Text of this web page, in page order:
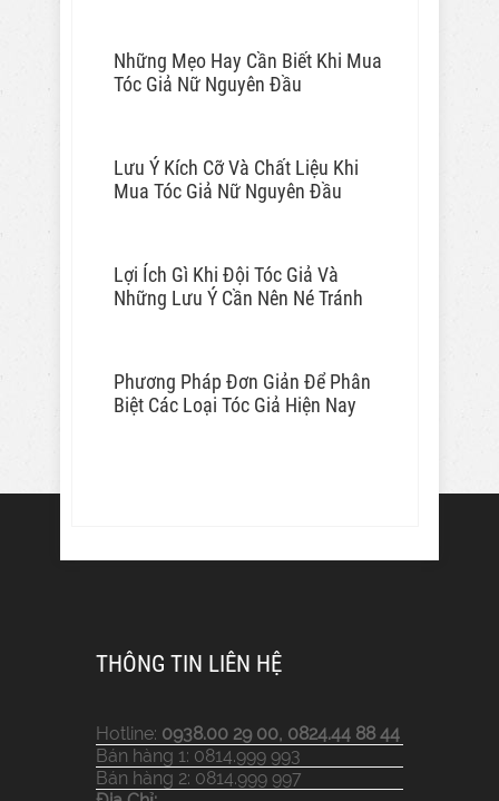
Những Mẹo Hay Cần Biết Khi Mua
Tóc Giả Nữ Nguyên Đầu
Lưu Ý Kích Cỡ Và Chất Liệu Khi
Mua Tóc Giả Nữ Nguyên Đầu
Lợi Ích Gì Khi Đội Tóc Giả Và
Những Lưu Ý Cần Nên Né Tránh
Phương Pháp Đơn Giản Để Phân
Biệt Các Loại Tóc Giả Hiện Nay
THÔNG TIN LIÊN HỆ
Hotline: 0938.00 29 00, 0824.44 88 44
Bán hàng 1: 0814.999 993
Bán hàng 2: 0814.999 997